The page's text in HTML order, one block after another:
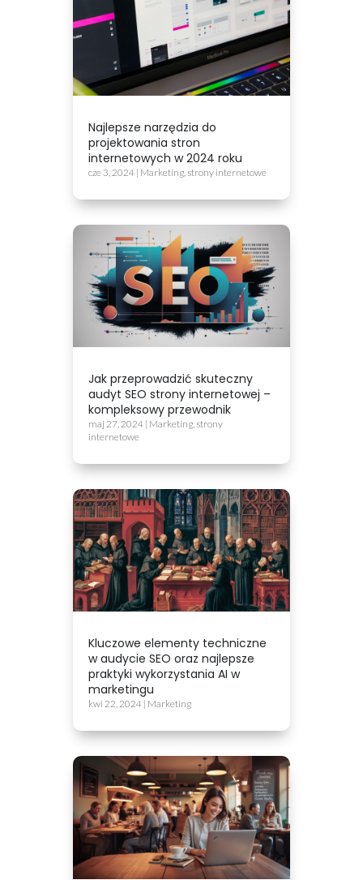
Najlepsze narzędzia do
projektowania stron
internetowych w 2024 roku
cze 3, 2024 | Marketing, strony internetowe
Jak przeprowadzić skuteczny
audyt SEO strony internetowej –
kompleksowy przewodnik
maj 27, 2024 | Marketing,strony
internetowe
Kluczowe elementy techniczne
w audycie SEO oraz najlepsze
praktyki wykorzystania AI w
marketingu
kwi 22, 2024 | Marketing